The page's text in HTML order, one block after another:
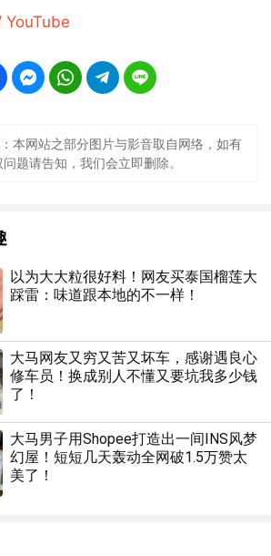
YouTube
：本网站之部分图片与影音取自网络，如有
题请告知，我们会立即删除。
以为大大粒很好料！网友买泰国榴莲大
踩雷：味道跟本地的不一样！
大马网友又穷又苦又坏车，感谢遇良心
修车员！换成别人不懂又要坑我多少钱
了！
大马男子用Shopee打造出一间INS风梦
幻屋！短短几天轰动全网破1.5万赞太
美了！